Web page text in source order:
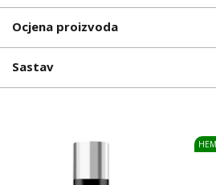
Ocjena proizvoda
Sastav